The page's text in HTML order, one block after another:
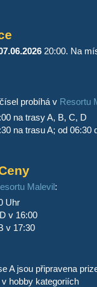
20:00. Na
probíhá v Resortu
na trasy A, B, C, D
na trasu A; od 06:30
Malevil:
Uhr
v 16:00
v 17:30
A jsou připravena
hobby kategoriích